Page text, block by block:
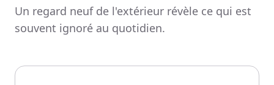
Un regard neuf de l'extérieur révèle ce qui est
souvent ignoré au quotidien.